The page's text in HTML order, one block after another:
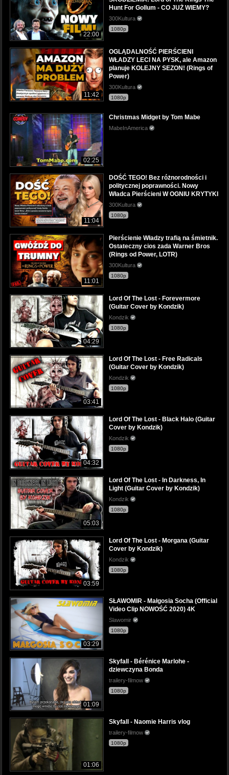
22:00
Hunt For Gollum - CO JUŻ WIEMY?
300Kultura
1080p
11:42
OGLĄDALNOŚĆ PIERŚCIENI
WŁADZY LECI NA PYSK, ale Amazon
planuje KOLEJNY SEZON! (Rings of
Power)
300Kultura
1080p
02:25
Christmas Midget by Tom Mabe
MabeInAmerica
11:04
DOŚĆ TEGO! Bez różnorodności i
politycznej poprawności. Nowy
Władca Pierścieni W OGNIU KRYTYKI
300Kultura
1080p
11:01
Pierścienie Władzy trafią na śmietnik.
Ostateczny cios zada Warner Bros
(Rings od Power, LOTR)
300Kultura
1080p
04:29
Lord Of The Lost - Forevermore
(Guitar Cover by Kondzik)
Kondzik
1080p
03:41
Lord Of The Lost - Free Radicals
(Guitar Cover by Kondzik)
Kondzik
1080p
04:32
Lord Of The Lost - Black Halo (Guitar
Cover by Kondzik)
Kondzik
1080p
05:03
Lord Of The Lost - In Darkness, In
Light (Guitar Cover by Kondzik)
Kondzik
1080p
03:59
Lord Of The Lost - Morgana (Guitar
Cover by Kondzik)
Kondzik
1080p
03:29
SŁAWOMIR - Małgosia Socha (Official
Video Clip NOWOŚĆ 2020) 4K
Slawomir
1080p
01:09
Skyfall - Bérénice Marlohe -
dziewczyna Bonda
trailery-filmow
1080p
01:06
Skyfall - Naomie Harris vlog
trailery-filmow
1080p